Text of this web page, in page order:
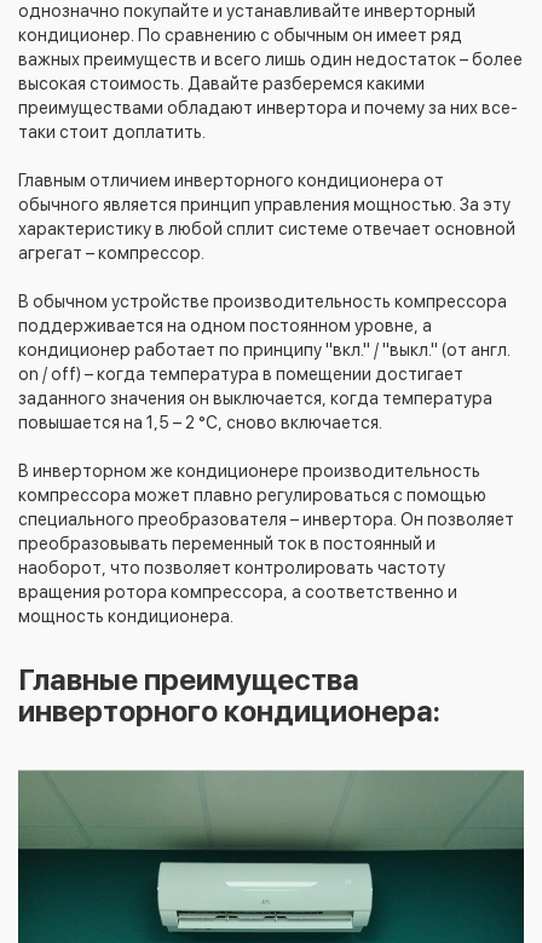
однозначно покупайте и устанавливайте инверторный
кондиционер. По сравнению с обычным он имеет ряд
важных преимуществ и всего лишь один недостаток – более
высокая стоимость. Давайте разберемся какими
преимуществами обладают инвертора и почему за них все-
таки стоит доплатить.
Главным отличием инверторного кондиционера от
обычного является принцип управления мощностью. За эту
характеристику в любой сплит системе отвечает основной
агрегат – компрессор.
В обычном устройстве производительность компрессора
поддерживается на одном постоянном уровне, а
кондиционер работает по принципу "вкл." / "выкл." (от англ.
on / off) – когда температура в помещении достигает
заданного значения он выключается, когда температура
повышается на 1,5 – 2 °С, сново включается.
В инверторном же кондиционере производительность
компрессора может плавно регулироваться с помощью
специального преобразователя – инвертора. Он позволяет
преобразовывать переменный ток в постоянный и
наоборот, что позволяет контролировать частоту
вращения ротора компрессора, а соответственно и
мощность кондиционера.
Главные преимущества
инверторного кондиционера: